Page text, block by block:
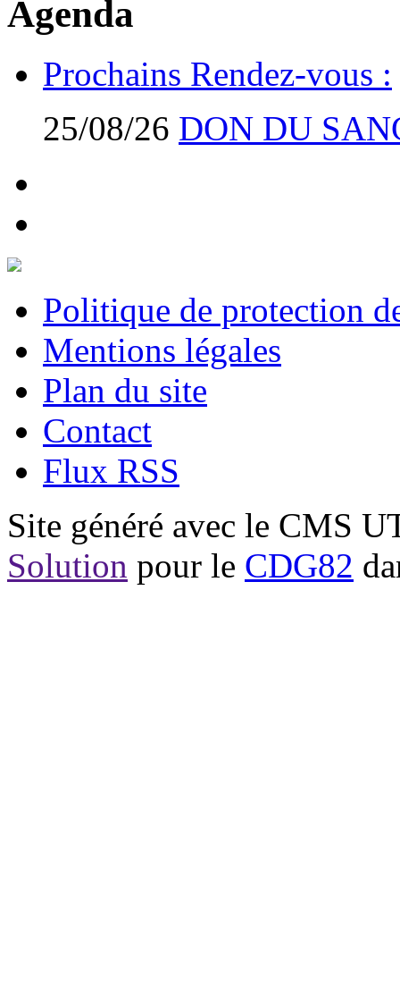
Agenda
Prochains Rendez-vous :
25/08/26 DON DU
Politique de protection
Mentions légales
Plan du site
Contact
Flux RSS
Site généré avec le CMS
Solution pour le CDG82